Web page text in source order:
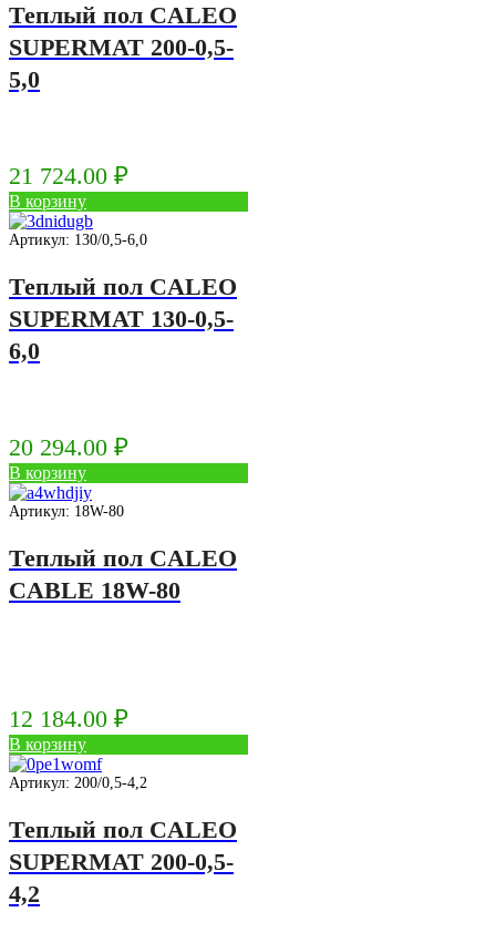
Теплый пол CALEO
SUPERMAT 200-0,5-
5,0
21 724.00 ₽
В корзину
Артикул: 130/0,5-6,0
Теплый пол CALEO
SUPERMAT 130-0,5-
6,0
20 294.00 ₽
В корзину
Артикул: 18W-80
Теплый пол CALEO
CABLE 18W-80
12 184.00 ₽
В корзину
Артикул: 200/0,5-4,2
Теплый пол CALEO
SUPERMAT 200-0,5-
4,2